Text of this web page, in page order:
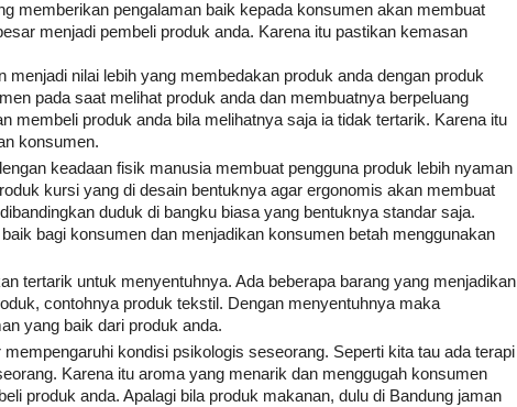
memberikan pengalaman baik kepada konsumen akan membuat
menjadi pembeli produk anda. Karena itu pastikan kemasan
nilai lebih yang membedakan produk anda dengan produk
pada saat melihat produk anda dan membuatnya berpeluang
membeli produk anda bila melihatnya saja ia tidak tertarik. Karena itu
konsumen.
keadaan fisik manusia membuat pengguna produk lebih nyaman
kursi yang di desain bentuknya agar ergonomis akan membuat
duduk di bangku biasa yang bentuknya standar saja.
bagi konsumen dan menjadikan konsumen betah menggunakan
tertarik untuk menyentuhnya. Ada beberapa barang yang menjadikan
contohnya produk tekstil. Dengan menyentuhnya maka
yang baik dari produk anda.
kondisi psikologis seseorang. Seperti kita tau ada terapi
Karena itu aroma yang menarik dan menggugah konsumen
produk anda. Apalagi bila produk makanan, dulu di Bandung jaman